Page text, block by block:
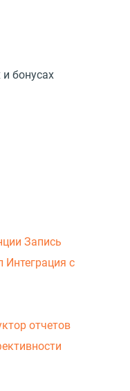
бонусах
Запись
Интеграция с
отчетов